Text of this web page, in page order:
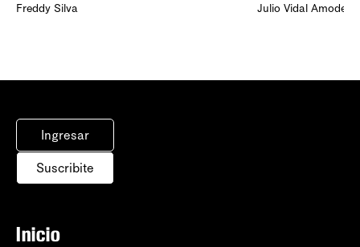
Freddy Silva Julio Vidal Amodeo
Ingresar
Suscribite
Inicio